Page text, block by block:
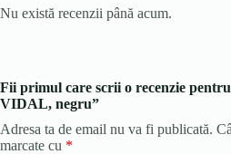
Nu există recenzii până acum.
Fii primul care scrii o recenzie
VIDAL, negru”
Adresa ta de email nu va fi publicată.
marcate cu *